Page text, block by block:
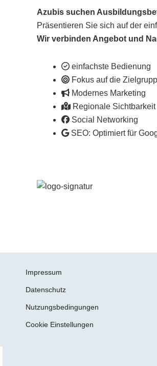
Azubis suchen
Präsentieren Sie sich auf der
Wir verbinden Angebot und
einfachste Bedienung
Fokus auf die
Modernes Marketing
Regionale Sichtbarkeit
Social Networking
SEO: Optimiert für
Impressum
Datenschutz
Nutzungsbedingungen
Cookie Einstellungen